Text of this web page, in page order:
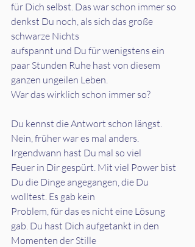
für Dich selbst. Das war schon immer so
denkst Du noch, als sich das große
schwarze Nichts
aufspannt und Du für wenigstens ein
paar Stunden Ruhe hast von diesem
ganzen ungeilen Leben.
War das wirklich schon immer so?
Du kennst die Antwort schon längst.
Nein, früher war es mal anders.
Irgendwann hast Du mal so viel
Feuer in Dir gespürt. Mit viel Power bist
Du die Dinge angegangen, die Du
wolltest. Es gab kein
Problem, für das es nicht eine Lösung
gab. Du hast Dich aufgetankt in den
Momenten der Stille